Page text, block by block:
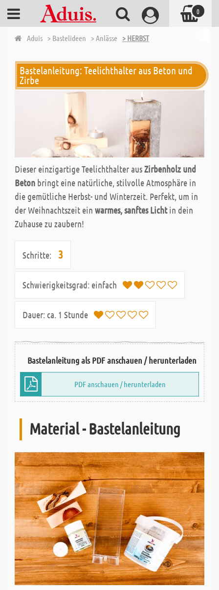
Aduis > Bastelideen > Anlässe > HERBST
Bastelanleitung: Teelichthalter aus Beton und
Zirbe
Dieser einzigartige Teelichthalter ausZirbenholz und
Beton bringt eine natürliche, stilvolle Atmosphäre in
die gemütliche Herbst- und Winterzeit. Perfekt, um in
der Weihnachtszeit ein warmes, sanftes Lichtin dein
Zuhause zu zaubern!
Schritte: 3
Schwierigkeitsgrad: einfach
Dauer: ca. 1 Stunde
Bastelanleitung als PDF anschauen / herunterladen
PDF anschauen / herunterladen
Material - Bastelanleitung
0